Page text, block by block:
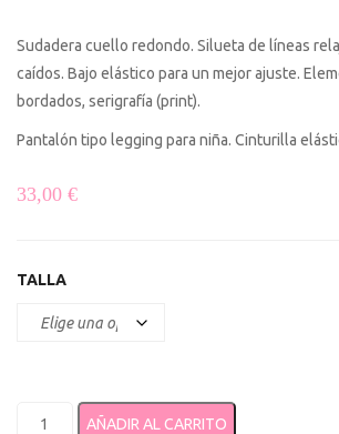
Sudadera cuello redondo. Silueta de líneas
caídos. Bajo elástico para un mejor ajuste.
bordados, serigrafía (print).
Pantalón tipo legging para niña. Cinturilla
33,00 €
TALLA
Conjunto legging y sudadera niña 4726
AÑADIR AL CARRITO